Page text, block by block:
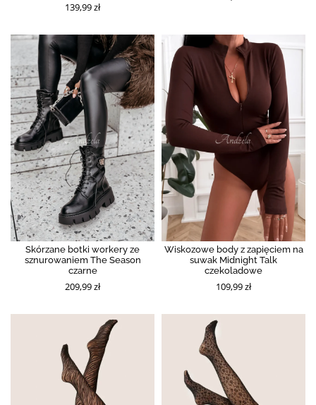
139,99 zł
Skórzane botki workery ze
sznurowaniem The Season
czarne
209,99 zł
Wiskozowe body z zapięciem na
suwak Midnight Talk
czekoladowe
109,99 zł